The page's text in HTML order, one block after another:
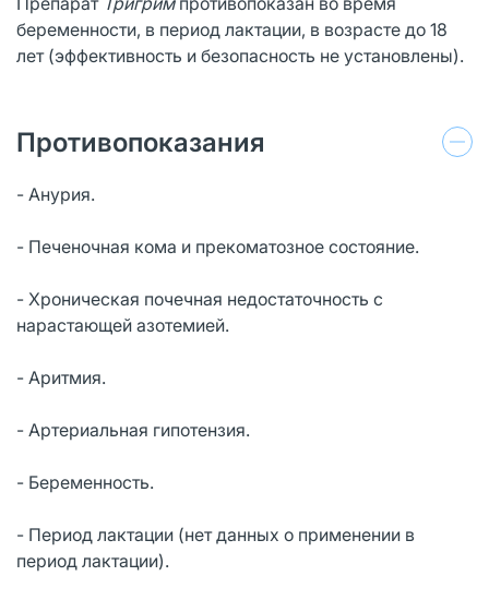
беременности, в период лактации, в возрасте до 18
лет (эффективность и безопасность не установлены).
Противопоказания
- Анурия.
- Печеночная кома и прекоматозное состояние.
- Хроническая почечная недостаточность с
нарастающей азотемией.
- Аритмия.
- Артериальная гипотензия.
- Беременность.
- Период лактации (нет данных о применении в
период лактации).